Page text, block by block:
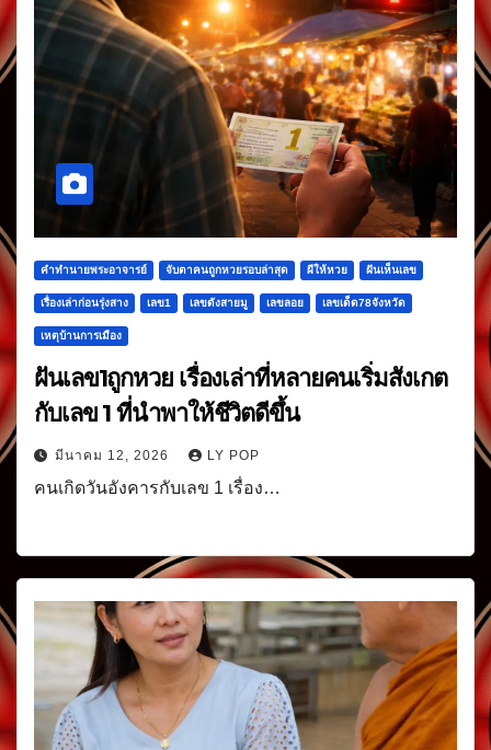
คำทำนายพระอาจารย์ จับตาคนถูกหวยรอบล่าสุด ผีให้หวย ฝันเห็นเลข
เรื่องเล่าก่อนรุ่งสาง เลข1 เลขดังสายมู เลขลอย เลขเด็ด78จังหวัด
เหตุบ้านการเมือง
ฝันเลข1ถูกหวย เรื่องเล่าที่หลายคนเริ่มสังเกต
กับเลข 1 ที่นำพาให้ชีวิตดีขึ้น
มีนาคม 12, 2026 LY POP
คนเกิดวันอังคารกับเลข 1 เรื่อง…